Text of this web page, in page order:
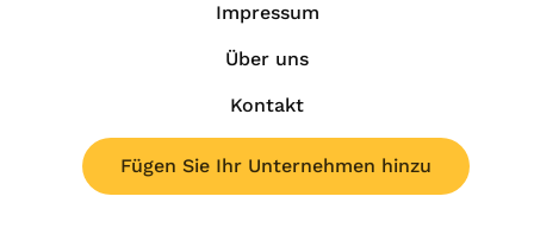
Impressum
Über uns
Kontakt
Fügen Sie Ihr Unternehmen hinzu